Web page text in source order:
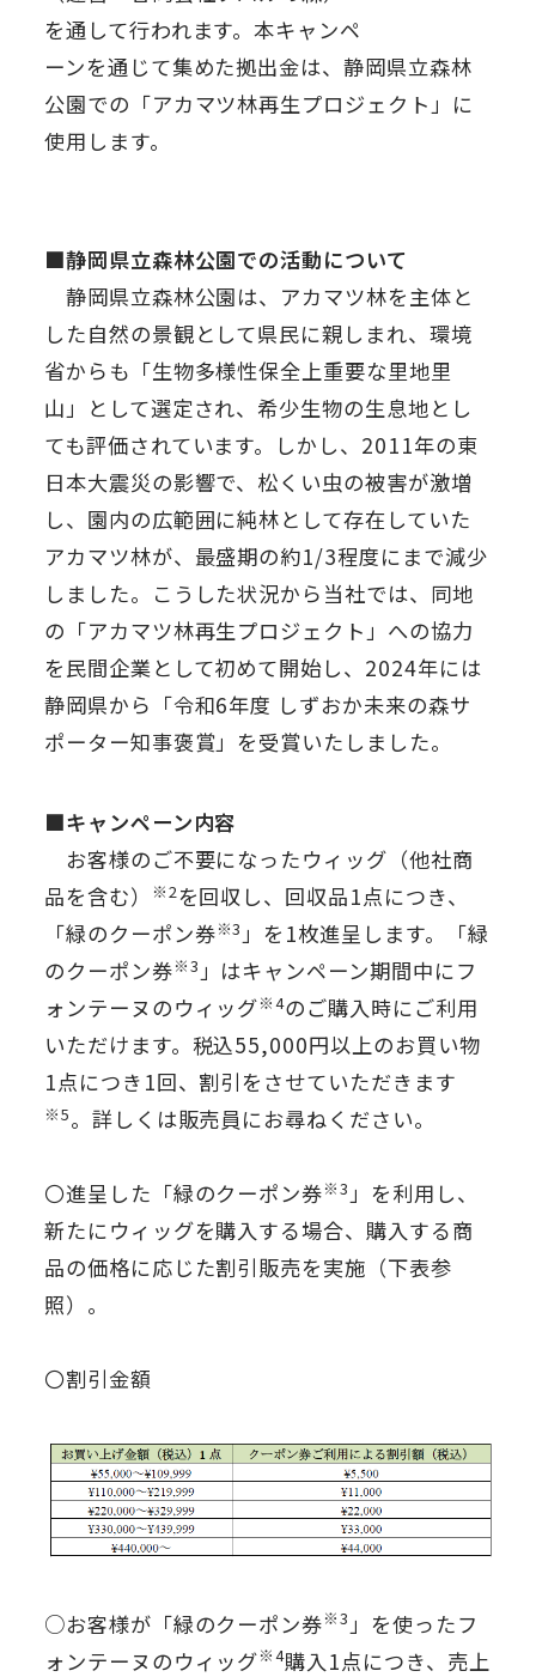
を通して行われます。本キャンペ
ーンを通じて集めた拠出金は、静岡県立森林
公園での「アカマツ林再生プロジェクト」に
使用します。
■静岡県立森林公園での活動について
静岡県立森林公園は、アカマツ林を主体と
した自然の景観として県民に親しまれ、環境
省からも「生物多様性保全上重要な里地里
山」として選定され、希少生物の生息地とし
ても評価されています。しかし、2011年の東
日本大震災の影響で、松くい虫の被害が激増
し、園内の広範囲に純林として存在していた
アカマツ林が、最盛期の約1/3程度にまで減少
しました。こうした状況から当社では、同地
の「アカマツ林再生プロジェクト」への協力
を民間企業として初めて開始し、2024年には
静岡県から「令和6年度 しずおか未来の森サ
ポーター知事褒賞」を受賞いたしました。
■キャンペーン内容
お客様のご不要になったウィッグ（他社商
品を含む）
※2を回収し、回収品1点につき、
「緑のクーポン券※3」を1枚進呈します。「緑
のクーポン券※3」はキャンペーン期間中にフ
ォンテーヌのウィッグ※4のご購入時にご利用
いただけます。税込55,000円以上のお買い物
1点につき1回、割引をさせていただきます
※5。詳しくは販売員にお尋ねください。
〇進呈した「緑のクーポン券※3」を利用し、
新たにウィッグを購入する場合、購入する商
品の価格に応じた割引販売を実施（下表参
照）。
〇割引金額
○お客様が「緑のクーポン券※3 」を使ったフ
ォンテーヌのウィッグ※4購入1点につき、売上